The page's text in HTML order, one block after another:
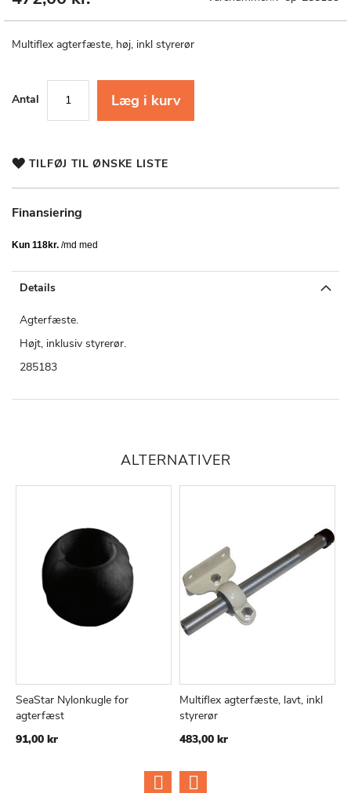
Multiflex agterfæste, høj, inkl styrerør
Antal Læg i kurv
TILFØJ TIL ØNSKE LISTE
Finansiering
af
Details
Agterfæste.
Højt, inklusiv styrerør.
285183
ALTERNATIVER
Læg i kurv SAMMENLIGN
SeaStar Nylonkugle for
agterfæst
91,00 kr
Læg i kurv
TILFØJ
Multiflex agterfæste, lavt, inkl
styrerør
483,00 kr